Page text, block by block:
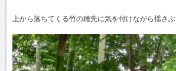
上から落ちてくる竹の穂先に気を付けながら揺さぶ